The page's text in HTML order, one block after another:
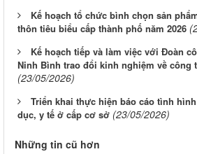
Kế hoạch tổ chức bình chọn sản
thôn tiêu biểu cấp thành phố năm 2026
Kế hoạch tiếp và làm việc với Đoàn
Ninh Bình trao đổi kinh nghiệm về công
(23/05/2026)
Triển khai thực hiện báo cáo tình
dục, y tế ở cấp cơ sở (23/05/2026)
Những tin cũ hơn